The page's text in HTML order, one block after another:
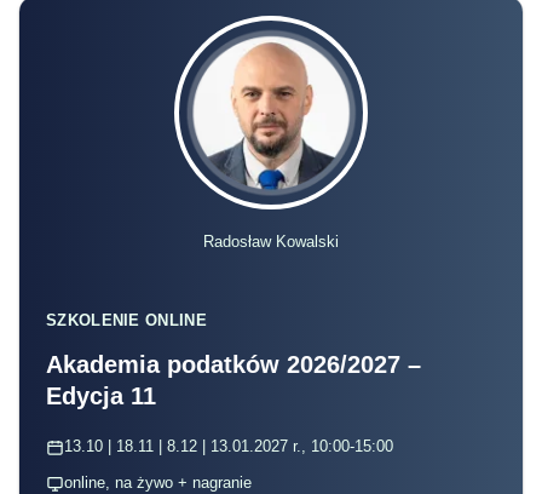
Radosław Kowalski
SZKOLENIE ONLINE
Akademia podatków 2026/2027 –
Edycja 11
13.10 | 18.11 | 8.12 | 13.01.2027 r., 10:00-15:00
online, na żywo + nagranie